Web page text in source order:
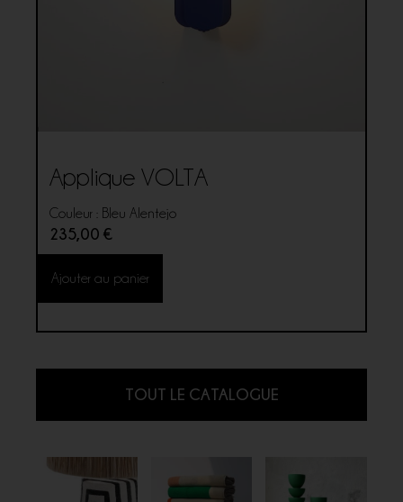
Applique VOLTA
Couleur : Bleu Alentejo
235,00 €
Ajouter au panier
TOUT LE CATALOGUE